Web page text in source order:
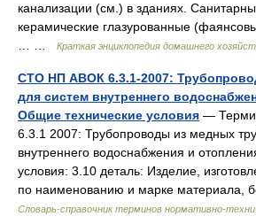
канализации (см.) в зданиях.
керамические глазурованные
Краткая энциклопедия домашнего
СТО НП АВОК 6.3.1-2007:
для систем внутреннего
Общие технические условия —
6.3.1 2007: Трубопроводы из медных
внутреннего водоснабжения и
условия: 3.10 деталь: Изделие,
по наименованию и марке материала,
Словарь-справочник терминов нормативно-